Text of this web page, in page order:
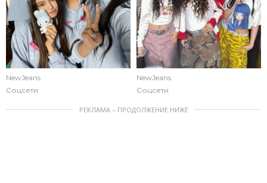
NewJeans
Соцсети
NewJeans
Соцсети
РЕКЛАМА – ПРОДОЛЖЕНИЕ НИЖЕ